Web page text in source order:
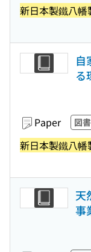
新日本製鐵八幡
自
る
Paper 図書
新日本製鐵八幡
天
事